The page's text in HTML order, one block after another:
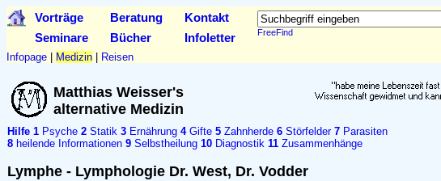
Vorträge Beratung Kontakt
FreeFind
Seminare Bücher Infoletter
Infopage Medizin Reisen
Matthias Weisser's
alternative Medizin
Hilfe 1 Psyche 2 Statik 3 Ernährung 4Gifte 5 Zahnherde 6 Störfelder 7 Parasiten
8 heilende Informationen 9 Selbstheilung 10 Diagnostik 11 Zusammenhänge
Lymphe - Lymphologie Dr. West, Dr. Vodder